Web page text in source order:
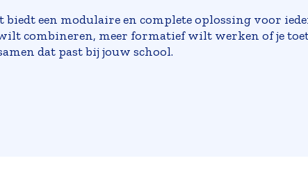
biedt een modulaire en complete oplossing voor
combineren, meer formatief wilt werken of je
dat past bij jouw school.